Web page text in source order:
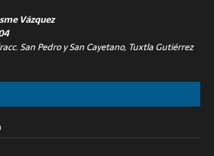
Vázquez
San Pedro y San Cayetano, Tuxtla Gutiérrez